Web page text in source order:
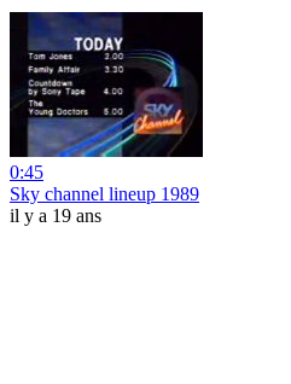
0:45
Sky channel lineup 1989
il y a 19 ans